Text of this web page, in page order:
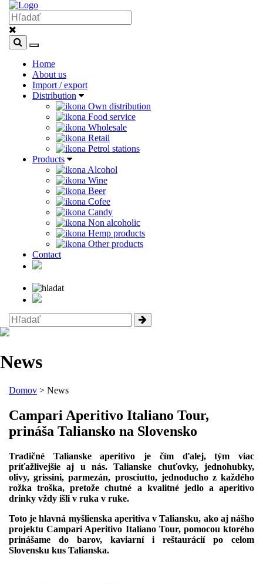
Home
About us
Import / export
Distribution
Own distribution
Food service
Wholesale
Retail
Petrol stations
Products
Alcohol
Wine
Beer
Cofee
Candy
Non alcoholic
Hemp products
Other products
Contact
News
Domov > News
Campari Aperitivo Italiano Tour,
prináša Taliansko na Slovensko
Tradičné Talianske aperitivo je čím ďalej, tým viac
príťažlivejšie aj u nás. Talianske chuťovky, jednohubky,
olivy, grissini, parmezán, prosciutto, jednoducho z každého
rožka troška, pretože chutné a kvalitné jedlo a aperitivo
drinky vždy išli v ruka v ruke.
Toto je hlavná myšlienska aperitiva v Taliansku, ako aj nášho
projektu Campari Aperitivo Italiano Tour, pomocou ktorého
prinášame do barov, kaviarní i reštaurácií po celom
Slovensku kus Talianska.